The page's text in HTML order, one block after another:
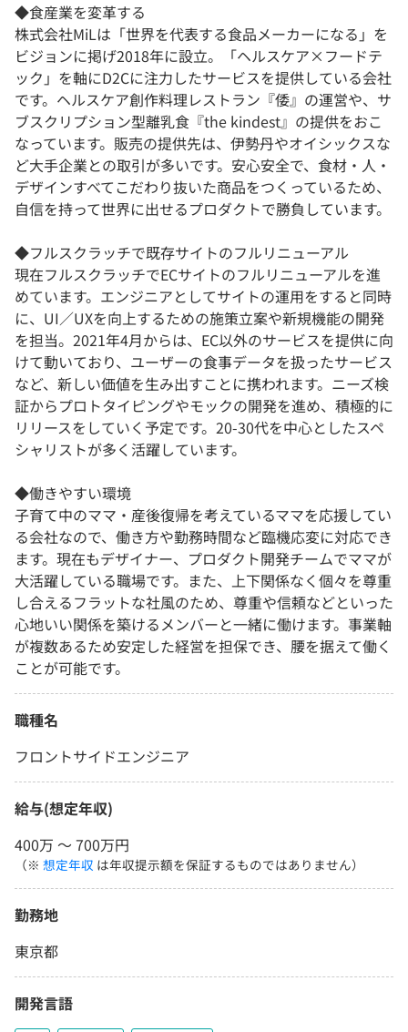
契約内容・クーポン
◆食産業を変革する
株式会社MiLは「世界を代表する食品メーカーになる」を
ビジョンに掲げ2018年に設立。「ヘルスケア×フードテ
ック」を軸にD2Cに注力したサービスを提供している会社
です。ヘルスケア創作料理レストラン『倭』の運営や、サ
ブスクリプション型離乳食『the kindest』の提供をおこ
なっています。販売の提供先は、伊勢丹やオイシックスな
ど大手企業との取引が多いです。安心安全で、食材・人・
デザインすべてこだわり抜いた商品をつくっているため、
自信を持って世界に出せるプロダクトで勝負しています。
◆フルスクラッチで既存サイトのフルリニューアル
現在フルスクラッチでECサイトのフルリニューアルを進
めています。エンジニアとしてサイトの運用をすると同時
に、UI／UXを向上するための施策立案や新規機能の開発
を担当。2021年4月からは、EC以外のサービスを提供に向
けて動いており、ユーザーの食事データを扱ったサービス
など、新しい価値を生み出すことに携われます。ニーズ検
証からプロトタイピングやモックの開発を進め、積極的に
リリースをしていく予定です。20-30代を中心としたスペ
シャリストが多く活躍しています。
◆働きやすい環境
子育て中のママ・産後復帰を考えているママを応援してい
る会社なので、働き方や勤務時間など臨機応変に対応でき
ます。現在もデザイナー、プロダクト開発チームでママが
大活躍している職場です。また、上下関係なく個々を尊重
し合えるフラットな社風のため、尊重や信頼などといった
心地いい関係を築けるメンバーと一緒に働けます。事業軸
が複数あるため安定した経営を担保でき、腰を据えて働く
ことが可能です。
職種名
フロントサイドエンジニア
給与(想定年収)
400万 〜 700万円
（※ 想定年収 は年収提示額を保証するものではありません）
勤務地
東京都
開発言語